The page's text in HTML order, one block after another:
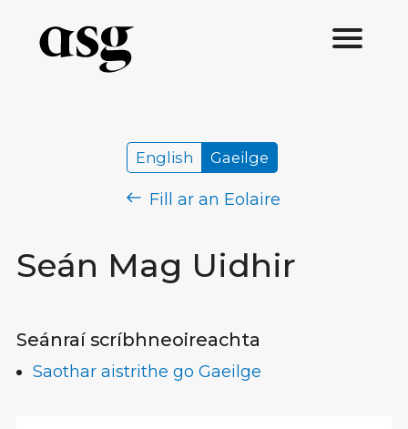
Seán Mag Uidhir
English Gaeilge
Fill ar an Eolaire
Seánraí scríbhneoireachta
Saothar aistrithe go Gaeilge